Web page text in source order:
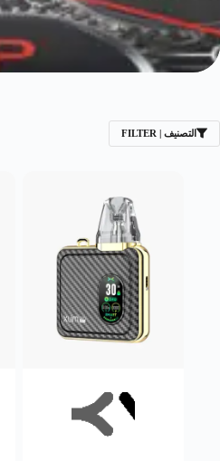
التصنيف | FILTER